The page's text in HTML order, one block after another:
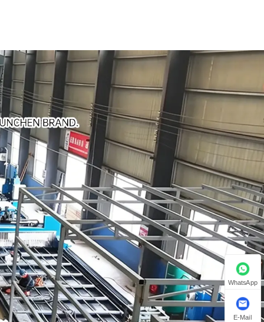
WhatsApp
E-Mail